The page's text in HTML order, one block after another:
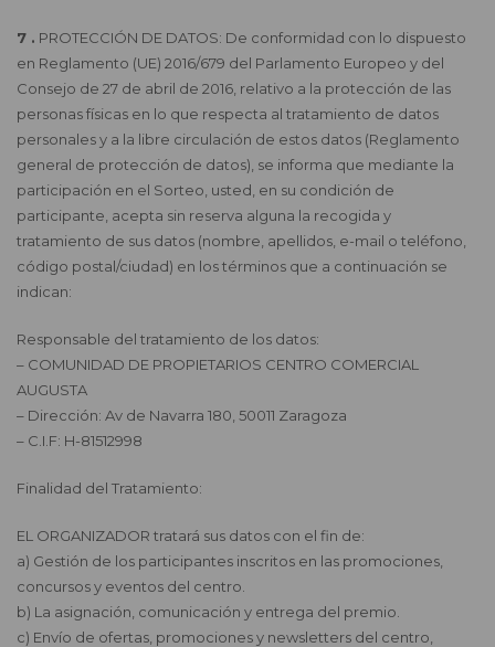
7 . PROTECCIÓN DE DATOS: De conformidad con lo dispuesto
en Reglamento (UE) 2016/679 del Parlamento Europeo y del
Consejo de 27 de abril de 2016, relativo a la protección de las
personas físicas en lo que respecta al tratamiento de datos
personales y a la libre circulación de estos datos (Reglamento
general de protección de datos), se informa que mediante la
participación en el Sorteo, usted, en su condición de
participante, acepta sin reserva alguna la recogida y
tratamiento de sus datos (nombre, apellidos, e-mail o teléfono,
código postal/ciudad) en los términos que a continuación se
indican:
Responsable del tratamiento de los datos:
– COMUNIDAD DE PROPIETARIOS CENTRO COMERCIAL
AUGUSTA
– Dirección: Av de Navarra 180, 50011 Zaragoza
– C.I.F: H-81512998
Finalidad del Tratamiento:
EL ORGANIZADOR tratará sus datos con el fin de:
a) Gestión de los participantes inscritos en las promociones,
concursos y eventos del centro.
b) La asignación, comunicación y entrega del premio.
c) Envío de ofertas, promociones y newsletters del centro,